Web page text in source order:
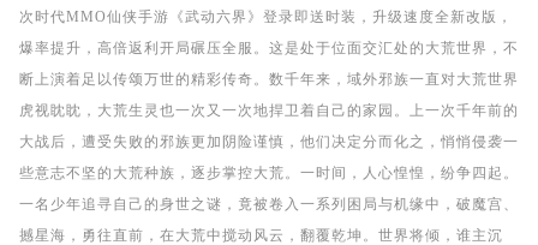
次时代MMO仙侠手游《武动六界》登录即送时装，升级速度全新改版，
爆率提升，高倍返利开局碾压全服。这是处于位面交汇处的大荒世界，不
断上演着足以传颂万世的精彩传奇。数千年来，域外邪族一直对大荒世界
虎视眈眈，大荒生灵也一次又一次地捍卫着自己的家园。上一次千年前的
大战后，遭受失败的邪族更加阴险谨慎，他们决定分而化之，悄悄侵袭一
些意志不坚的大荒种族，逐步掌控大荒。一时间，人心惶惶，纷争四起。
一名少年追寻自己的身世之谜，竟被卷入一系列困局与机缘中，破魔宫、
撼星海，勇往直前，在大荒中搅动风云，翻覆乾坤。世界将倾，谁主沉